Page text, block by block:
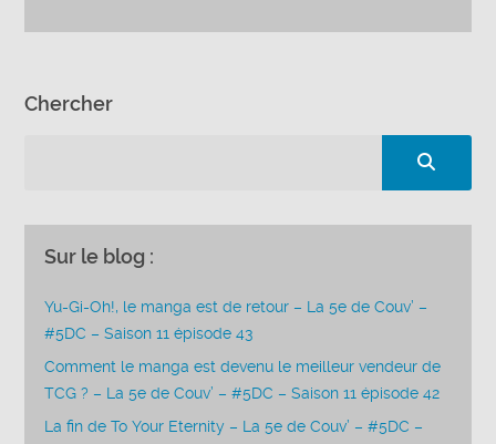
Chercher
Sur le blog :
Yu-Gi-Oh!, le manga est de retour – La 5e de Couv’ –
#5DC – Saison 11 épisode 43
Comment le manga est devenu le meilleur vendeur de
TCG ? – La 5e de Couv’ – #5DC – Saison 11 épisode 42
La fin de To Your Eternity – La 5e de Couv’ – #5DC –